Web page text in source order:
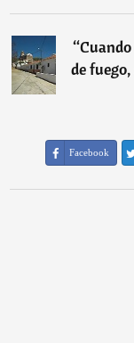
“
de
Facebook